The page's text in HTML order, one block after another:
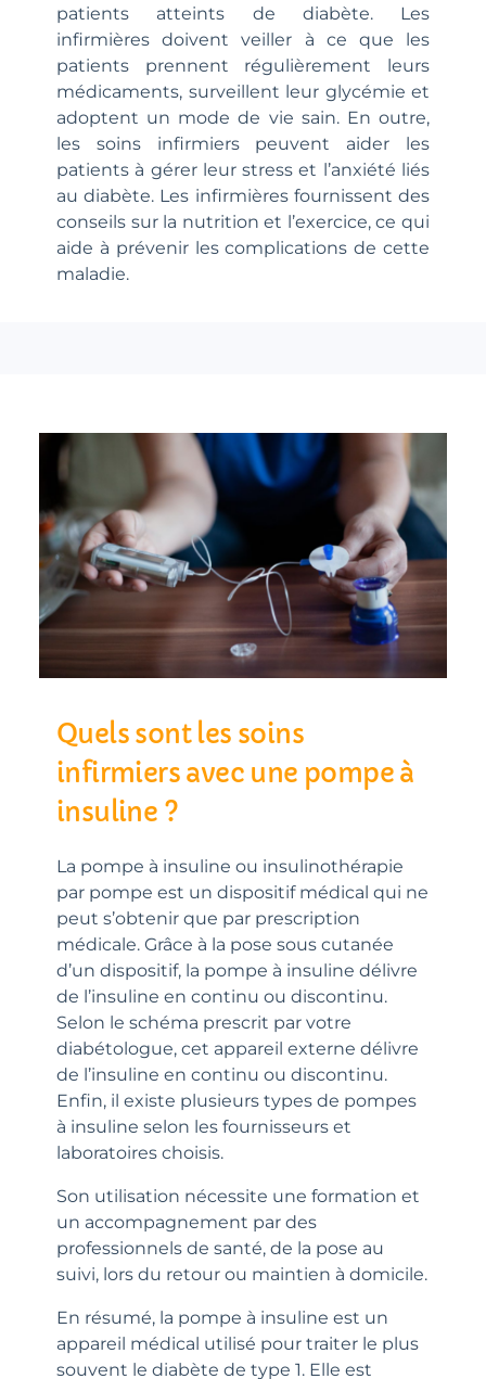
patients atteints de diabète. Les
infirmières doivent veiller à ce que les
patients prennent régulièrement leurs
médicaments, surveillent leur glycémie et
adoptent un mode de vie sain. En outre,
les soins infirmiers peuvent aider les
patients à gérer leur stress et l’anxiété liés
au diabète. Les infirmières fournissent des
conseils sur la nutrition et l’exercice, ce qui
aide à prévenir les complications de cette
maladie.
Quels sont les soins
infirmiers avec une pompe à
insuline ?
La pompe à insuline ou insulinothérapie
par pompe est un dispositif médical qui ne
peut s’obtenir que par prescription
médicale. Grâce à la pose sous cutanée
d’un dispositif, la pompe à insuline délivre
de l’insuline en continu ou discontinu.
Selon le schéma prescrit par votre
diabétologue, cet appareil externe délivre
de l’insuline en continu ou discontinu.
Enfin, il existe plusieurs types de pompes
à insuline selon les fournisseurs et
laboratoires choisis.
Son utilisation nécessite une formation et
un accompagnement par des
professionnels de santé, de la pose au
suivi, lors du retour ou maintien à domicile.
En résumé, la pompe à insuline est un
appareil médical utilisé pour traiter le plus
souvent le diabète de type 1. Elle est